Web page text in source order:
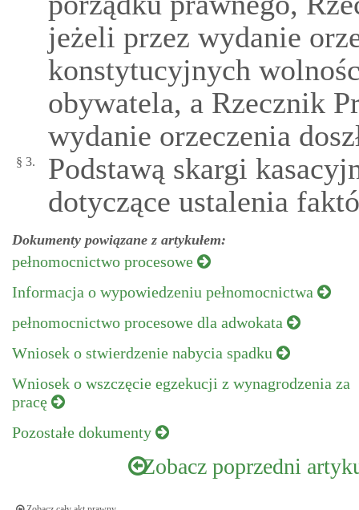
jeżeli przez wydanie
konstytucyjnych
obywatela, a Rzecznik
wydanie orzeczenia
§ 3.
Podstawą skargi
dotyczące ustalenia
Dokumenty powiązane z artykułem:
pełnomocnictwo procesowe
Informacja o wypowiedzeniu pełnomocnictwa
pełnomocnictwo procesowe dla adwokata
Wniosek o stwierdzenie nabycia spadku
Wniosek o wszczęcie egzekucji z wynagrodzenia za
pracę
Pozostałe dokumenty
Zobacz poprzedni